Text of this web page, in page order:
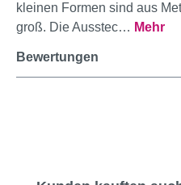
kleinen Formen sind aus
groß. Die Ausstec… Mehr
Bewertungen